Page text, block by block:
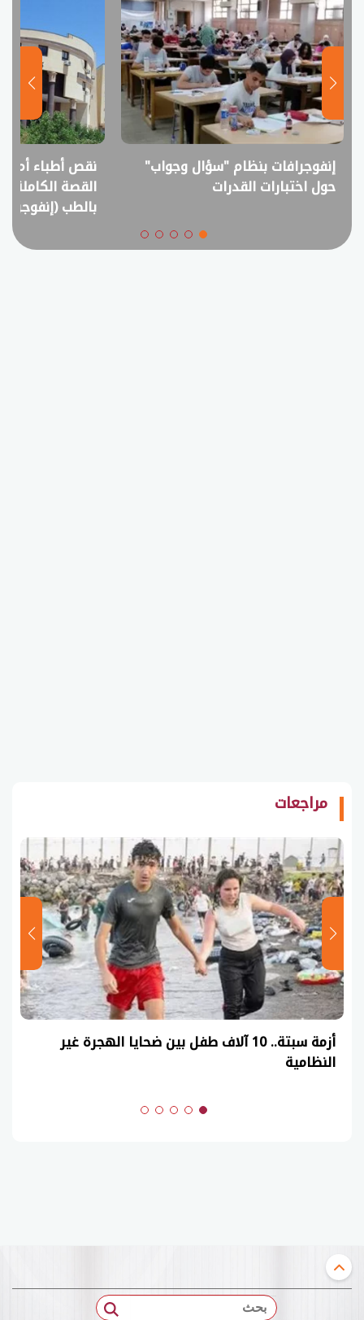
نقص أطباء أم فائض خريجين؟..
القصة الكاملة لمقترح خفض القبول
انفوجراف..
في امتحانات
مراجعات
عاجل| نموذج حل امتحان أحياء ثانوية عامة 2026
(السنوات الماضية)
بحث